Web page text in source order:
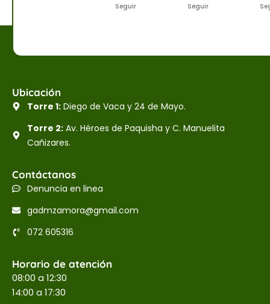
Seguir
Seguir
Ubicación
Torre 1:Diego de Vaca y 24 de Mayo.
Torre 2:Av. Héroes de Paquisha y C. Manuelita
Cañizares.
Contáctanos
Denuncia en linea
gadmzamora@gmail.com
072 605316
Horario de atención
08:00 a 12:30
14:00 a 17:30